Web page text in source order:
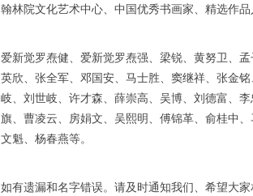
翰林院文化艺术中心、中国优秀书画家、精选作品
爱新觉罗焘健、爱新觉罗焘强、梁锐、黄努卫、
英欣、 张全军、邓国安、马士胜、窦继祥、张金
岐、刘世岐、许才森、薛崇高、吴博、刘德富、
旗、曹凌云、房娟文、吴熙明、傅锦革、俞桂中
文魁、杨春燕等。
如有遗漏和名字错误。请及时通知我们、希望大